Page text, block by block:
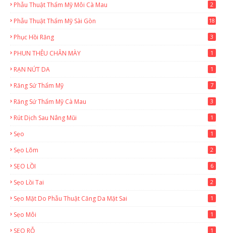
Phẫu Thuật Thẩm Mỹ Môi Cà Mau 2
Phẫu Thuật Thẩm Mỹ Sài Gòn
18
Phục Hồi Răng 3
PHUN THÊU CHÂN MÀY 1
RẠN NỨT DA 1
Răng Sứ Thẩm Mỹ 7
Răng Sứ Thẩm Mỹ Cà Mau 3
Rút Dịch Sau Nâng Mũi 1
Sẹo 1
Sẹo Lõm 2
SẸO LỒI 6
Sẹo Lồi Tai 2
Sẹo Mặt Do Phẫu Thuật Căng Da Mặt Sai 1
Sẹo Môi 1
SẸO RỖ 1